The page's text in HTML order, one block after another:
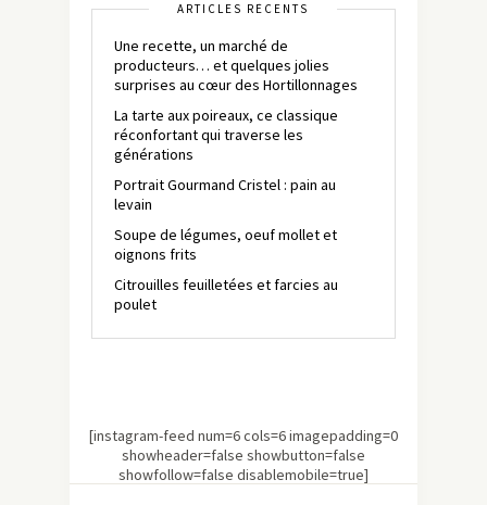
ARTICLES RÉCENTS
Une recette, un marché de
producteurs… et quelques jolies
surprises au cœur des Hortillonnages
La tarte aux poireaux, ce classique
réconfortant qui traverse les
générations
Portrait Gourmand Cristel : pain au
levain
Soupe de légumes, oeuf mollet et
oignons frits
Citrouilles feuilletées et farcies au
poulet
[instagram-feed num=6 cols=6 imagepadding=0
showheader=false showbutton=false
showfollow=false disablemobile=true]